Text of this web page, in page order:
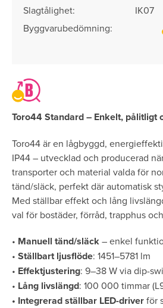
Toro44 Standard – Enkelt, pålitligt
Toro44 är en lågbyggd,
IP44 – utvecklad och producerad
transporter och material valda för
tänd/släck, perfekt där automatisk
Med ställbar effekt och lång
val för bostäder, förråd, trapphus
• Manuell tänd/släck– enkel
• Ställbart ljusflöde: 1451–5781 lm
• Effektjustering: 9–38 W via dip-
• Lång livslängd: 100 000 timmar
• Integrerad ställbar LED-driverför
Slagtålighet:
IK07
Byggvarubedömning: